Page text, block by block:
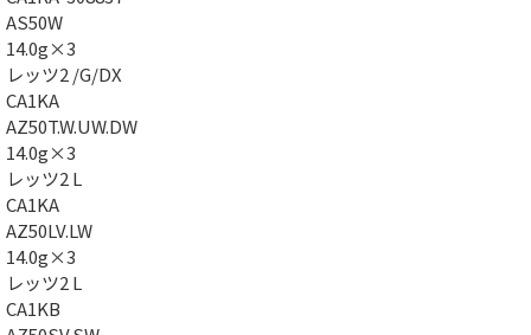
AS50W
14.0g×3
レッツ2 /G/DX
CA1KA
AZ50T.W.UW.DW
14.0g×3
レッツ2 L
CA1KA
AZ50LV.LW
14.0g×3
レッツ2 L
CA1KB